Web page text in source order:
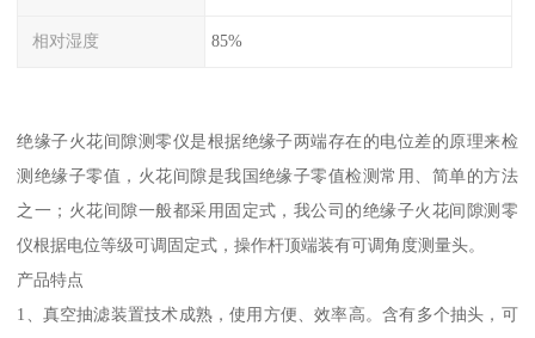
相对湿度 85%
绝缘子火花间隙测零仪是根据绝缘子两端存在的电位差的原理来检
测绝缘子零值，火花间隙是我国绝缘子零值检测常用、简单的方法
之一；火花间隙一般都采用固定式，我公司的绝缘子火花间隙测零
仪根据电位等级可调固定式，操作杆顶端装有可调角度测量头。
产品特点
1、真空抽滤装置技术成熟，使用方便、效率高。含有多个抽头，可